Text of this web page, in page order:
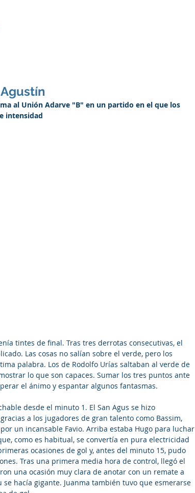
al Unión Adarve "B" en un partido en el que los
intensidad
tintes de final. Tras tres derrotas consecutivas, el
Las cosas no salían sobre el verde, pero los
palabra. Los de Rodolfo Urías saltaban al verde de
lo que son capaces. Sumar los tres puntos ante
el ánimo y espantar algunos fantasmas.
desde el minuto 1. El San Agus se hizo
a los jugadores de gran talento como Bassim,
un incansable Favio. Arriba estaba Hugo para luchar
como es habitual, se convertía en pura electricidad
ocasiones de gol y, antes del minuto 15, pudo
Tras una primera media hora de control, llegó el
una ocasión muy clara de anotar con un remate a
hacía gigante. Juanma también tuvo que esmerarse